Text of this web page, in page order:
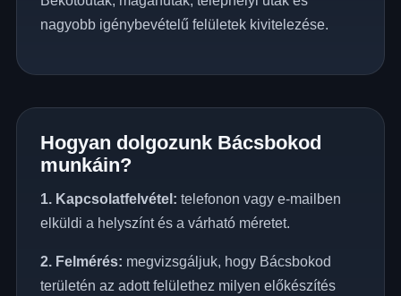
nagyobb igénybevételű felületek kivitelezése.
Hogyan dolgozunk Bácsbokod
munkáin?
1. Kapcsolatfelvétel: telefonon vagy e-mailben
elküldi a helyszínt és a várható méretet.
2. Felmérés: megvizsgáljuk, hogy Bácsbokod
területén az adott felülethez milyen előkészítés